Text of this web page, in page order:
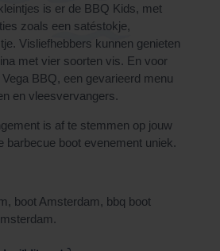
is er de BBQ Kids, met
zoals een satéstokje,
Visliefhebbers kunnen genieten
met vier soorten vis. En voor
BBQ, een gevarieerd menu
en vleesvervangers.
is af te stemmen op jouw
barbecue bootevenement uniek.
boot Amsterdam, bbq boot